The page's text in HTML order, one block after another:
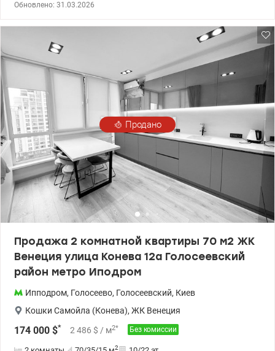
бассейном, наличие парковки. Пешком до станции метро
Ипподром 5-8 минут, до станции метро Выставочный центр
(ВДНХ) до 15минут.
Обновлено: 31.03.2026
Продано
Продажа 2 комнатной квартиры 70 м2 ЖК
Венеция улица Конева 12а Голосеевский
район метро Иподром
Ипподром, Голосеево, Голосеевский, Киев
Кошки Самойла (Конева), ЖК Венеция
174 000 $* 2 486 $ / м2* Без комиссии
2